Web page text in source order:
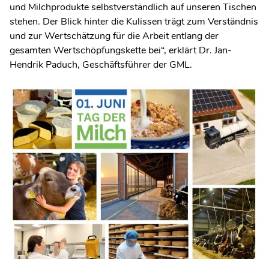
und Milchprodukte selbstverständlich auf unseren Tischen
stehen. Der Blick hinter die Kulissen trägt zum Verständnis
und zur Wertschätzung für die Arbeit entlang der
gesamten Wertschöpfungskette bei“, erklärt Dr. Jan-
Hendrik Paduch, Geschäftsführer der GML.